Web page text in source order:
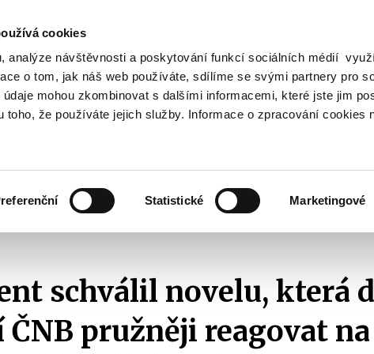
cookies
analýze návštěvnosti a poskytování funkcí sociálních médií
o tom, jak náš web používáte, sdílíme se svými partnery pro
mohou zkombinovat s dalšími informacemi, které jste jim
toho, že používáte jejich služby. Informace o zpracování cookies
Statistické Marketingové
Vyhledat
submenu
politika
submenu
submenu
účetnictví
Parlament schválil novelu, která dočasně umožní ČNB pružněji
schválil novelu, která
ČNB pružněji reagovat